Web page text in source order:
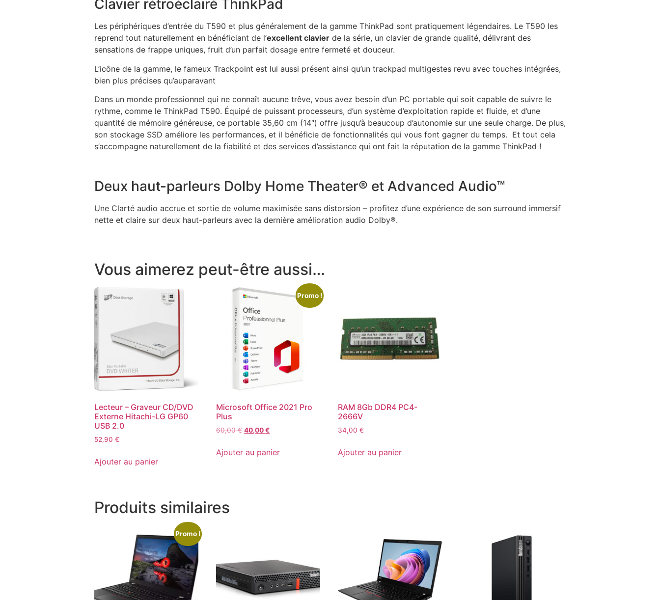
Clavier rétroéclairé ThinkPad
Les périphériques d’entrée du T590 et plus généralement de la gamme ThinkPad sont pratiquement légendaires. Le T590 les
reprend tout naturellement en bénéficiant de l’excellent clavier de la série, un clavier de grande qualité, délivrant des
sensations de frappe uniques, fruit d’un parfait dosage entre fermeté et douceur.
L’icône de la gamme, le fameux Trackpoint est lui aussi présent ainsi qu’un trackpad multigestes revu avec touches intégrées,
bien plus précises qu’auparavant
Dans un monde professionnel qui ne connaît aucune trêve, vous avez besoin d’un PC portable qui soit capable de suivre le
rythme, comme le ThinkPad T590. Équipé de puissant processeurs, d’un système d’exploitation rapide et fluide, et d’une
quantité de mémoire généreuse, ce portable 35,60 cm (14″) offre jusqu’à beaucoup d’autonomie sur une seule charge. De plus,
son stockage SSD améliore les performances, et il bénéficie de fonctionnalités qui vous font gagner du temps. Et tout cela
s’accompagne naturellement de la fiabilité et des services d’assistance qui ont fait la réputation de la gamme ThinkPad !
Deux haut-parleurs Dolby Home Theater® et Advanced Audio™
Une Clarté audio accrue et sortie de volume maximisée sans distorsion – profitez d’une expérience de son surround immersif
nette et claire sur deux haut-parleurs avec la dernière amélioration audio Dolby®.
Vous aimerez peut-être aussi…
Lecteur – Graveur CD/DVD
Externe Hitachi-LG GP60
USB 2.0
52,90 €
Ajouter au panier
Promo !
Microsoft Office 2021 Pro
Plus
60,00€ 40,00€
Ajouter au panier
RAM 8Gb DDR4 PC4-
2666V
34,00€
Ajouter au panier
Produits similaires
Promo !